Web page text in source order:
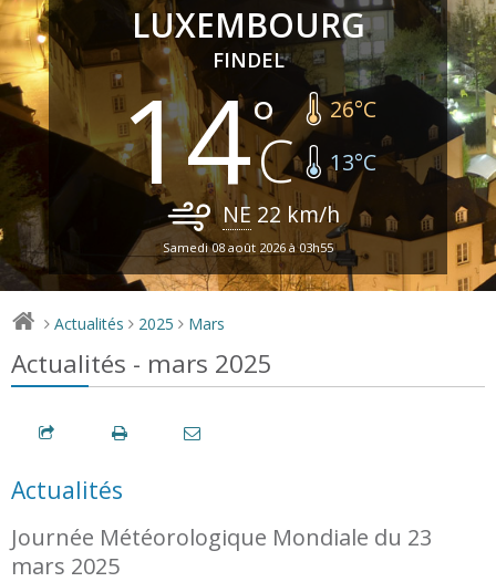
LUXEMBOURG
FINDEL
14 26°C
13°C
NE 22 km/h
Samedi 08 août 2026 à 03h55
> Actualités > 2025 > Mars
Actualités - mars 2025
Actualités
Journée Météorologique Mondiale du 23
mars 2025